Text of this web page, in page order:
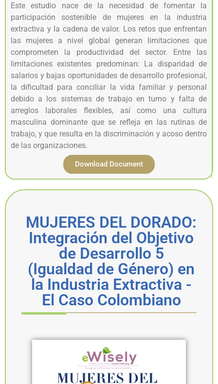
Este estudio nace de la necesidad de fomentar la
participación sostenible de mujeres en la industria
extractiva y la cadena de valor. Los retos que enfrentan
las mujeres a nivel global generan limitaciones que
comprometen la productividad del sector. Entre las
limitaciones existentes predominan: La disparidad de
salarios y bajas oportunidades de desarrollo profesional,
la dificultad para conciliar la vida familiar y personal
debido a los sistemas de trabajo en turno y falta de
arreglos laborales flexibles, así como una cultura
masculina dominante que se refleja en las rutinas de
trabajo, y que resulta en la discriminación y acoso dentro
de las organizaciones.
Download Document
MUJERES DEL DORADO:
​Integración del Objetivo
de Desarrollo 5
(Igualdad de Género) en
la Industria Extractiva -
El Caso Colombiano